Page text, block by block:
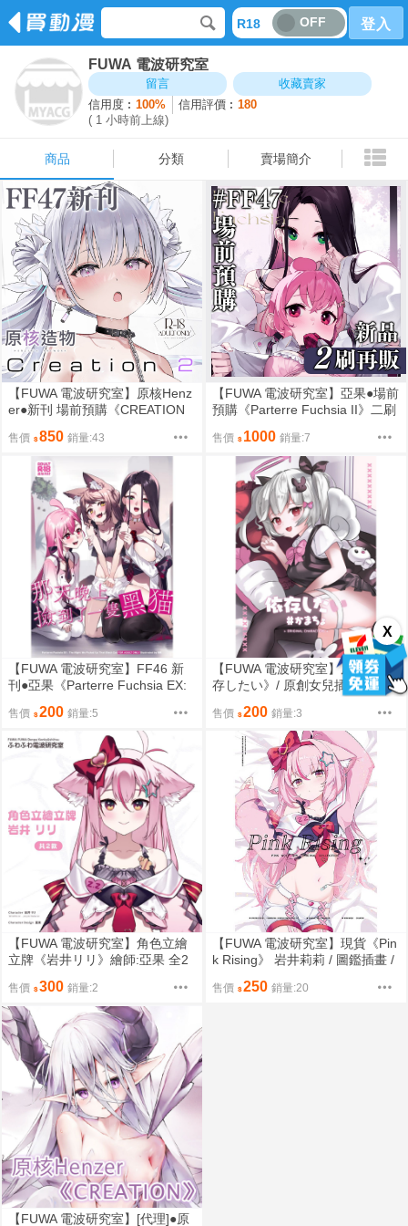
R18 OFF 登入
FUWA 電波研究室
留言
收藏賣家
信用度︰100% 信用評價︰180
( 1 小時前上線)
商品 分類 賣場簡介
X
【FUWA 電波研究室】原核Henz
er●新刊 場前預購《CREATION
成人向無修正) 原核造物 FF47 Ni
CE2 創·迴響2
售價 850 銷量:43
【FUWA 電波研究室】亞果●場前
預購《Parterre Fuchsia II》二刷
殖 奶昔工房 FF47 NiCE2 創·迴
售價 1000 銷量:7
【FUWA 電波研究室】FF46 新
刊●亞果《Parterre Fuchsia EX:
全彩本 成人向(B5/全彩/16P) 接
售價 200 銷量:5
【FUWA 電波研究室】原創 《依
存したい》/ 原創女兒插畫合集 /
售價 200 銷量:3
【FUWA 電波研究室】角色立繪
立牌《岩井リリ》繪師:亞果 全2
售價 300 銷量:2
【FUWA 電波研究室】現貨《Pin
k Rising》 岩井莉莉 / 圖鑑插畫 /
7】【C107】
售價 250 銷量:20
【FUWA 電波研究室】[代理]●原
商品 分類